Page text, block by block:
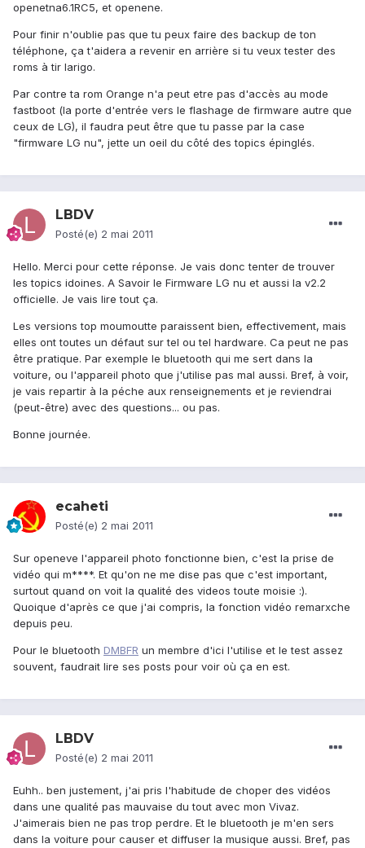
openetna6.1RC5, et openene.
Pour finir n'oublie pas que tu peux faire des backup de ton
téléphone, ça t'aidera a revenir en arrière si tu veux tester des
roms à tir larigo.
Par contre ta rom Orange n'a peut etre pas d'accès au mode
fastboot (la porte d'entrée vers le flashage de firmware autre que
ceux de LG), il faudra peut être que tu passe par la case
"firmware LG nu", jette un oeil du côté des topics épinglés.
LBDV
Posté(e) 2 mai 2011
Hello. Merci pour cette réponse. Je vais donc tenter de trouver
les topics idoines. A Savoir le Firmware LG nu et aussi la v2.2
officielle. Je vais lire tout ça.
Les versions top moumoutte paraissent bien, effectivement, mais
elles ont toutes un défaut sur tel ou tel hardware. Ca peut ne pas
être pratique. Par exemple le bluetooth qui me sert dans la
voiture, ou l'appareil photo que j'utilise pas mal aussi. Bref, à voir,
je vais repartir à la péche aux renseignements et je reviendrai
(peut-être) avec des questions... ou pas.
Bonne journée.
ecaheti
Posté(e) 2 mai 2011
Sur openeve l'appareil photo fonctionne bien, c'est la prise de
vidéo qui m****. Et qu'on ne me dise pas que c'est important,
surtout quand on voit la qualité des videos toute moisie :).
Quoique d'après ce que j'ai compris, la fonction vidéo remarxche
depuis peu.
Pour le bluetooth DMBFR un membre d'ici l'utilise et le test assez
souvent, faudrait lire ses posts pour voir où ça en est.
LBDV
Posté(e) 2 mai 2011
Euhh.. ben justement, j'ai pris l'habitude de choper des vidéos
dans une qualité pas mauvaise du tout avec mon Vivaz.
J'aimerais bien ne pas trop perdre. Et le bluetooth je m'en sers
dans la voiture pour causer et diffuser la musique aussi. Bref, pas